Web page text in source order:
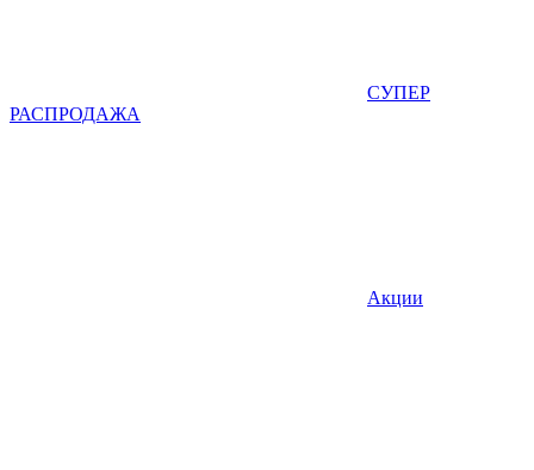
СУПЕР
РАСПРОДАЖА
Акции